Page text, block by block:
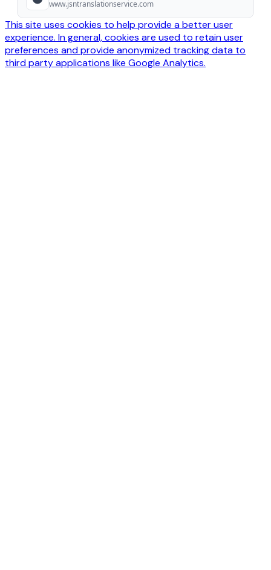
www.jsntranslationservice.com
This site uses cookies to help provide a better user
experience. In general, cookies are used to retain user
preferences and provide anonymized tracking data to
third party applications like Google Analytics.